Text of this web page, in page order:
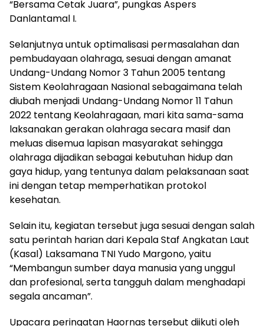
“Bersama Cetak Juara”, pungkas Aspers
Danlantamal I.
Selanjutnya untuk optimalisasi permasalahan dan
pembudayaan olahraga, sesuai dengan amanat
Undang-Undang Nomor 3 Tahun 2005 tentang
Sistem Keolahragaan Nasional sebagaimana telah
diubah menjadi Undang-Undang Nomor 11 Tahun
2022 tentang Keolahragaan, mari kita sama-sama
laksanakan gerakan olahraga secara masif dan
meluas disemua lapisan masyarakat sehingga
olahraga dijadikan sebagai kebutuhan hidup dan
gaya hidup, yang tentunya dalam pelaksanaan saat
ini dengan tetap memperhatikan protokol
kesehatan.
Selain itu, kegiatan tersebut juga sesuai dengan salah
satu perintah harian dari Kepala Staf Angkatan Laut
(Kasal) Laksamana TNI Yudo Margono, yaitu
“Membangun sumber daya manusia yang unggul
dan profesional, serta tangguh dalam menghadapi
segala ancaman”.
Upacara peringatan Haornas tersebut diikuti oleh